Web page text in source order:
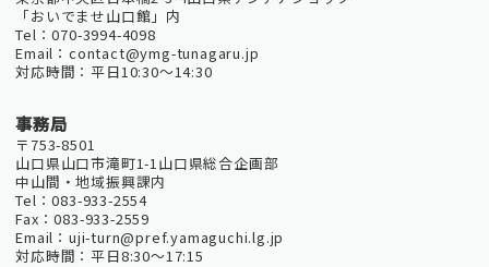
「おいでませ山口館」内
Tel：070-3994-4098
Email：contact@ymg-tunagaru.jp
対応時間：平日10:30～14:30
事務局
〒753-8501
山口県山口市滝町1-1山口県総合企画部
中山間・地域振興課内
Tel：083-933-2554
Fax：083-933-2559
Email：uji-turn@pref.yamaguchi.lg.jp
対応時間：平日8:30～17:15